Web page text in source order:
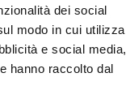
dei social
modo in cui utilizza
e social media,
hanno raccolto dal